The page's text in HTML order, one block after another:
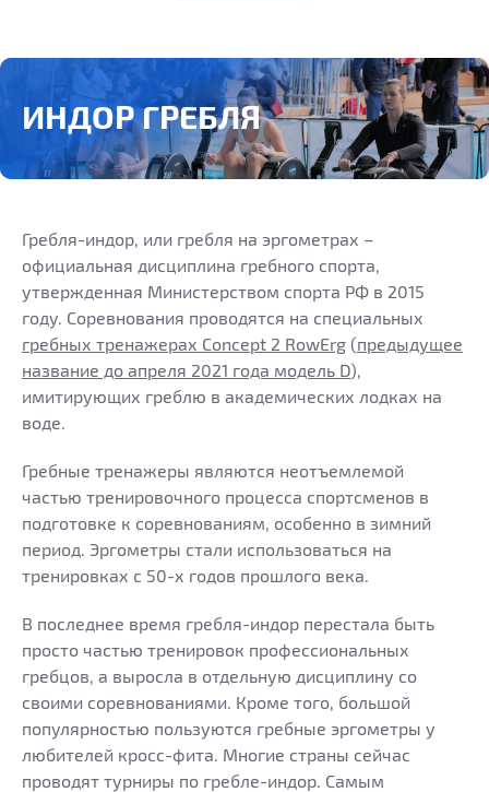
ИНДОР ГРЕБЛЯ
Гребля-индор, или гребля на эргометрах –
официальная дисциплина гребного спорта,
утвержденная Министерством спорта РФ в 2015
году. Соревнования проводятся на специальных
гребных тренажерах Concept 2 RowErg (предыдущее
название до апреля 2021 года модель D),
имитирующих греблю в академических лодках на
воде.
Гребные тренажеры являются неотъемлемой
частью тренировочного процесса спортсменов в
подготовке к соревнованиям, особенно в зимний
период. Эргометры стали использоваться на
тренировках с 50-х годов прошлого века.
В последнее время гребля-индор перестала быть
просто частью тренировок профессиональных
гребцов, а выросла в отдельную дисциплину со
своими соревнованиями. Кроме того, большой
популярностью пользуются гребные эргометры у
любителей кросс-фита. Многие страны сейчас
проводят турниры по гребле-индор. Самым